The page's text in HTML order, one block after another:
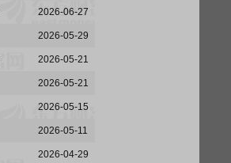
2026-06-27
2026-05-29
2026-05-21
2026-05-21
2026-05-15
2026-05-11
2026-04-29